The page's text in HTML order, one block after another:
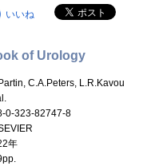
いいね
of Urology
C.A.Peters, L.R.Kavou
0-323-82747-8
年